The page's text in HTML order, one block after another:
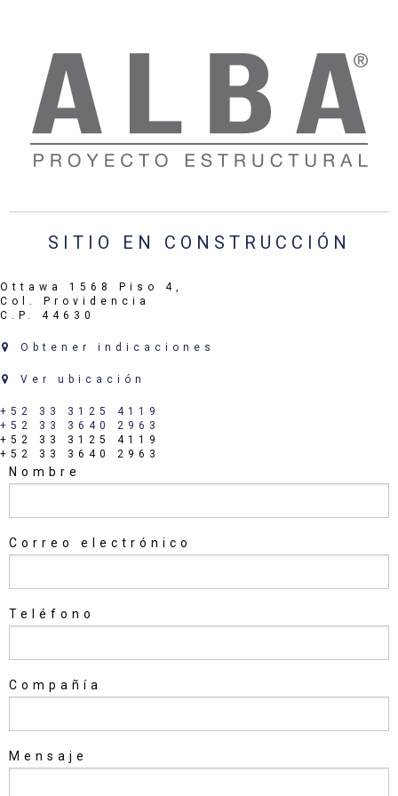
SITIO EN CONSTRUCCIÓN
Ottawa 1568 Piso 4,
Col. Providencia
C.P. 44630
Obtener indicaciones
Ver ubicación
+52 33 3125 4119
+52 33 3640 2963
+52 33 3125 4119
+52 33 3640 2963
Nombre
Correo electrónico
Teléfono
Compañía
Mensaje